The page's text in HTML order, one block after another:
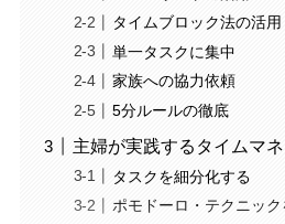
タイムブロック法の活用
単一タスクに集中
家族への協力依頼
5分ルールの徹底
主婦が実践するタイムマ
タスクを細分化する
ポモドーロ・テクニック